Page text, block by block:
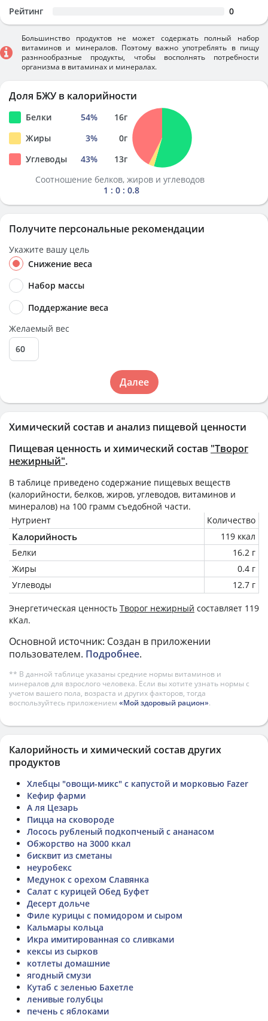
Химический состав и анализ пищевой ценности
Пищевая ценность и химический состав "Творог
нежирный".
В таблице приведено содержание пищевых веществ
(калорийности, белков, жиров, углеводов, витаминов и
минералов) на 100 грамм съедобной части.
Нутриент
Количество
Калорийность
119 ккал
Белки
16.2 г
Жиры
0.4 г
Углеводы
12.7 г
Энергетическая ценность Творог нежирный составляет 119
кКал.
Основной источник: Создан в приложении
пользователем. Подробнее.
** В данной таблице указаны средние нормы витаминов и
минералов для взрослого человека. Если вы хотите узнать нормы с
учетом вашего пола, возраста и других факторов, тогда
воспользуйтесь приложением «Мой здоровый рацион».
Рейтинг 0
Большинство продуктов не может содержать полный набор
витаминов и минералов. Поэтому важно употреблять в пищу
разннообразные продукты, чтобы восполнять потребности
организма в витаминах и минералах.
Доля БЖУ в калорийности
Белки 54% 16г
Жиры
3% 0г
Углеводы
43% 13г
Соотношение белков, жиров и углеводов
1 : 0 : 0.8
Получите персональные рекомендации
Укажите вашу цель
Снижение веса
Набор массы
Поддержание веса
Желаемый вес
Далее
Калорийность и химический состав других
продуктов
Хлебцы "овощи-микс" с капустой и морковью Fazer
Кефир фарми
А ля Цезарь
Пицца на сковороде
Лосось рубленый подкопченый с ананасом
Обжорство на 3000 ккал
бисквит из сметаны
неуробекс
Медунок с орехом Славянка
Салат с курицей Обед Буфет
Десерт дольче
Филе курицы с помидором и сыром
Кальмары кольца
Икра имитированная со сливками
кексы из сырков
котлеты домашние
ягодный смузи
Кутаб с зеленью Бахетле
ленивые голубцы
печень с яблоками